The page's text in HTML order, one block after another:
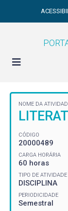
NOME DA
CÓDIGO
20000489
CARGA HORÁRIA
60 horas
TIPO DE ATIVIDADE
DISCIPLINA
PERIODICIDADE
Semestral